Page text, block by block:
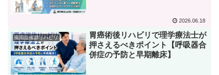
2026.06.18
廃用症候群リハビリ
胃癌術後リハビリで理学療法士が
押さえるべきポイント【呼吸器合
併症の予防と早期離床】